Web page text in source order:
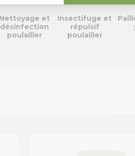
Nettoyage et
désinfection
poulailler
Insectifuge et
répulsif
poulailler